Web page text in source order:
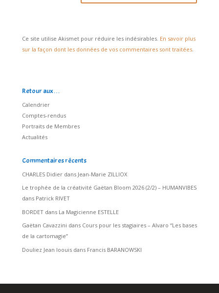
Ce site utilise Akismet pour réduire les indésirables. En savoir plus
sur la façon dont les données de vos commentaires sont traitées.
Retour aux…
Calendrier
Comptes-rendus
Portraits de Membres
Actualités
Commentaires récents
CHARLES Didierdans Jean-Marie ZILLIOX
Le trophée de la créativité Gaëtan Bloom 2026 (2/2) – HUMANVIBES
dans Patrick RIVET
BORDETdans La Magicienne ESTELLE
Gaëtan Cavazzini dans Cours pour les stagiaires – Alvaro “Les bases
de la cartomagie”
Douliez Jean loouisdans Francis BARANOWSKI